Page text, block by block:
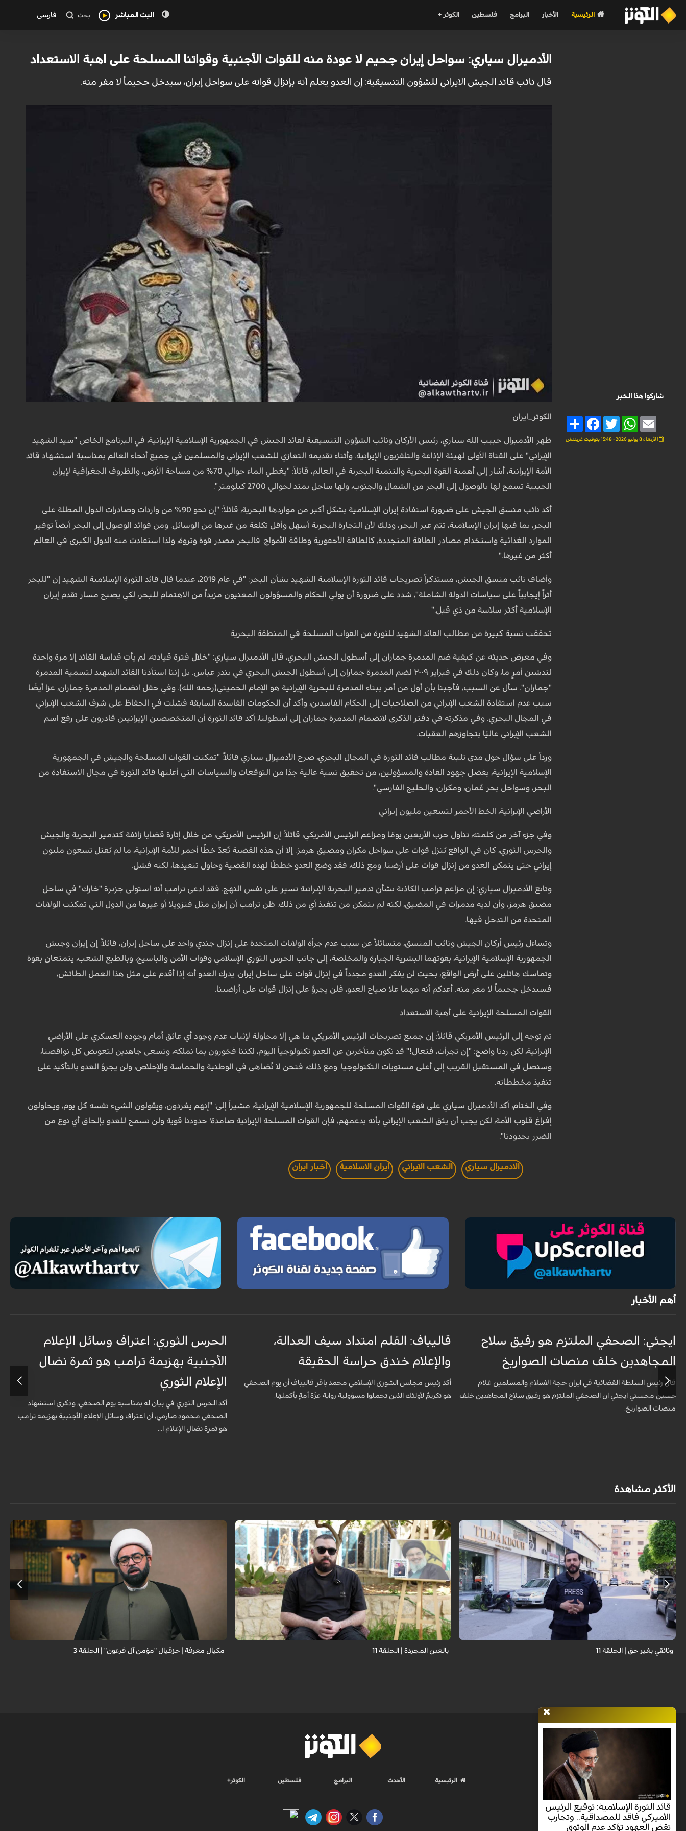
الرئيسية الأخبار البرامج فلسطين الكوثر + البث المباشر بحث فارسی
شاركوا هذا الخبر
Share
FacebookTwitter
WhatsAppEmail
الأربعاء 8 يوليو 2026 - 15:48 بتوقيت غرينتش
الأدميرال سياري: سواحل إيران جحيم لا عودة منه للقوات الأجنبية وقواتنا المسلحة على اهبة الاستعداد
قال نائب قائد الجيش الايراني للشؤون التنسيقية: إن العدو يعلم أنه بإنزال قواته على سواحل إيران، سيدخل جحيماً لا مفر منه.
الكوثر_ايران
ظهر الأدميرال حبيب الله سياري، رئيس الأركان ونائب الشؤون التنسيقية لقائد الجيش في الجمهورية الإسلامية الإيرانية، في البرنامج الخاص "سيد الشهيد
الإيراني" على القناة الأولى لهيئة الإذاعة والتلفزيون الإيرانية. وأثناء تقديمه التعازي للشعب الإيراني والمسلمين في جميع أنحاء العالم بمناسبة استشهاد قائد
الأمة الإيرانية، أشار إلى أهمية القوة البحرية والتنمية البحرية في العالم، قائلاً: "يغطي الماء حوالي 70% من مساحة الأرض، والظروف الجغرافية لإيران
الحبيبة تسمح لها بالوصول إلى البحر من الشمال والجنوب، ولها ساحل يمتد لحوالي 2700 كيلومتر".
أكد نائب منسق الجيش على ضرورة استفادة إيران الإسلامية بشكل أكبر من مواردها البحرية، قائلاً: "إن نحو 90% من واردات وصادرات الدول المطلة على
البحر، بما فيها إيران الإسلامية، تتم عبر البحر، وذلك لأن التجارة البحرية أسهل وأقل تكلفة من غيرها من الوسائل. ومن فوائد الوصول إلى البحر أيضاً توفير
الموارد الغذائية واستخدام مصادر الطاقة المتجددة، كالطاقة الأحفورية وطاقة الأمواج. فالبحر مصدر قوة وثروة، ولذا استفادت منه الدول الكبرى في العالم
أكثر من غيرها."
وأضاف نائب منسق الجيش، مستذكراً تصريحات قائد الثورة الإسلامية الشهيد بشأن البحر: "في عام 2019، عندما قال قائد الثورة الإسلامية الشهيد إن "للبحر
أثراً إيجابياً على سياسات الدولة الشاملة"، شدد على ضرورة أن يولي الحكام والمسؤولون المعنيون مزيداً من الاهتمام للبحر، لكي يصبح مسار تقدم إيران
الإسلامية أكثر سلاسة من ذي قبل."
تحققت نسبة كبيرة من مطالب القائد الشهيد للثورة من القوات المسلحة في المنطقة البحرية
وفي معرض حديثه عن كيفية ضم المدمرة جماران إلى أسطول الجيش البحري، قال الأدميرال سياري: "خلال فترة قيادته، لم يأتِ قداسة القائد إلا مرة واحدة
لتدشين أمرٍ ما، وكان ذلك في فبراير ٢٠٠٩ لضم المدمرة جماران إلى أسطول الجيش البحري في بندر عباس. بل إننا استأذنا القائد الشهيد لتسمية المدمرة
"جماران". سأل عن السبب، فأجبنا بأن أول من أمر ببناء المدمرة للبحرية الإيرانية هو الإمام الخميني(رحمه الله). وفي حفل انضمام المدمرة جماران، عزا أيضًا
سبب عدم استفادة الشعب الإيراني من الصلاحيات إلى الحكام الفاسدين، وأكد أن الحكومات الفاسدة السابقة فشلت في الحفاظ على شرف الشعب الإيراني
في المجال البحري. وفي مذكرته في دفتر الذكرى لانضمام المدمرة جماران إلى أسطولنا، أكد قائد الثورة أن المتخصصين الإيرانيين قادرون على رفع اسم
الشعب الإيراني عاليًا بتجاوزهم العقبات.
ورداً على سؤال حول مدى تلبية مطالب قائد الثورة في المجال البحري، صرح الأدميرال سياري قائلاً: "تمكنت القوات المسلحة والجيش في الجمهورية
الإسلامية الإيرانية، بفضل جهود القادة والمسؤولين، من تحقيق نسبة عالية جدًا من التوقعات والسياسات التي أعلنها قائد الثورة في مجال الاستفادة من
البحر، وسواحل بحر عُمان، ومكران، والخليج الفارسي".
الأراضي الإيرانية، الخط الأحمر لتسعين مليون إيراني
وفي جزء آخر من كلمته، تناول حرب الأربعين يومًا ومزاعم الرئيس الأمريكي، قائلاً: إن الرئيس الأمريكي، من خلال إثارة قضايا زائفة كتدمير البحرية والجيش
والحرس الثوري، كان في الواقع يُنزل قوات على سواحل مكران ومضيق هرمز. إلا أن هذه القضية تُعدّ خطًا أحمر للأمة الإيرانية، ما لم يُقتل تسعون مليون
إيراني حتى يتمكن العدو من إنزال قوات على أرضنا. ومع ذلك، فقد وضع العدو خططًا لهذه القضية وحاول تنفيذها، لكنه فشل.
وتابع الأدميرال سياري: إن مزاعم ترامب الكاذبة بشأن تدمير البحرية الإيرانية تسير على نفس النهج. فقد ادعى ترامب أنه استولى جزيرة "خارك" في ساحل
مضيق هرمز، وأن لديه مدمرات في المضيق، لكنه لم يتمكن من تنفيذ أي من ذلك. ظن ترامب أن إيران مثل فنزويلا أو غيرها من الدول التي تمكنت الولايات
المتحدة من التدخل فيها.
وتساءل رئيس أركان الجيش ونائب المنسق، متسائلاً عن سبب عدم جرأة الولايات المتحدة على إنزال جندي واحد على ساحل إيران، قائلاً: إن إيران وجيش
الجمهورية الإسلامية الإيرانية، بقوتهما البشرية الجبارة والمخلصة، إلى جانب الحرس الثوري الإسلامي وقوات الأمن والباسيج، وبالطبع الشعب، يتمتعان بقوة
وتماسك هائلين على أرض الواقع، بحيث لن يفكر العدو مجدداً في إنزال قوات على ساحل إيران. يدرك العدو أنه إذا أقدم على مثل هذا العمل الطائش،
فسيدخل جحيماً لا مفر منه. أعدكم أنه مهما علا صياح العدو، فلن يجرؤ على إنزال قوات على أراضينا.
القوات المسلحة الإيرانية على أهبة الاستعداد
ثم توجه إلى الرئيس الأمريكي قائلاً: إن جميع تصريحات الرئيس الأمريكي ما هي إلا محاولة لإثبات عدم وجود أي عائق أمام وجوده العسكري على الأراضي
الإيرانية، لكن ردنا واضح: "إن تجرأت، فتعال!" قد نكون متأخرين عن العدو تكنولوجياً اليوم، لكننا فخورون بما نملكه، ونسعى جاهدين لتعويض كل نواقصنا،
وسنصل في المستقبل القريب إلى أعلى مستويات التكنولوجيا. ومع ذلك، فنحن لا نُضاهى في الوطنية والحماسة والإخلاص، ولن يجرؤ العدو بالتأكيد على
تنفيذ مخططاته.
وفي الختام، أكد الأدميرال سياري على قوة القوات المسلحة للجمهورية الإسلامية الإيرانية، مشيراً إلى: "إنهم يغردون، ويقولون الشيء نفسه كل يوم، ويحاولون
إفراغ قلوب الأمة، لكن يجب أن يثق الشعب الإيراني بأنه بدعمهم، فإن القوات المسلحة الإيرانية صامدة؛ حدودنا قوية ولن نسمح للعدو بإلحاق أي نوع من
الضرر بحدودنا".
الادميرال سياري الشعب الايراني ايران الاسلامية اخبار ايران
أهم الأخبار
ايجئي: الصحفي الملتزم هو رفيق سلاح
المجاهدين خلف منصات الصواريخ
قال رئيس السلطة القضائية في ايران حجة الاسلام والمسلمين غلام
حسين محسني ايجئي ان الصحفي الملتزم هو رفيق سلاح المجاهدين خلف
منصات الصواريخ.
قاليباف: القلم امتداد سيف العدالة،
والإعلام خندق حراسة الحقيقة
أكد رئيس مجلس الشورى الإسلامي محمد باقر قاليباف أن يوم الصحفي
هو تكريمٌ لأولئك الذين تحملوا مسؤولية رواية عزّة أمةٍ بأكملها.
الحرس الثوري: اعتراف وسائل الإعلام
الأجنبية بهزيمة ترامب هو ثمرة نضال
الإعلام الثوري
أكد الحرس الثوري في بيان له بمناسبة يوم الصحفي، وذكرى استشهاد
الصحفي محمود صارمي، أن اعتراف وسائل الإعلام الأجنبية بهزيمة ترامب
هو ثمرة نضال الإعلام ا...
الأكثر مشاهدة
وثائقي بغير حق | الحلقة 11
برنامج "بالعين المجردة" هو توثيق إنسانيٌّ شجاعٌ للحياة تحت وطأة الحرب، حيث
نستمع فيه إلى شهاداتٍ حيّةٍ لأشخاص عايشوا التفجيرات والدمار، فنرى بعيونهم
ت...
بالعين المجردة | الحلقة 11 مكيال معرفة | حزقيال "مؤمن آل فرعون" | الحلقة 3
قائد الثورة الإسلامية: توقيع الرئيس
الأميركي فاقد للمصداقية.. وتجارب
نقض العهود تؤكد عدم الوثوق
الرئيسية الأحدث البرامج فلسطين الكوثر+